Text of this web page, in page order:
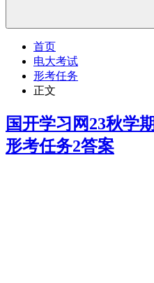
首页
电大考试
形考任务
正文
国开学习网23秋学
形考任务2答案